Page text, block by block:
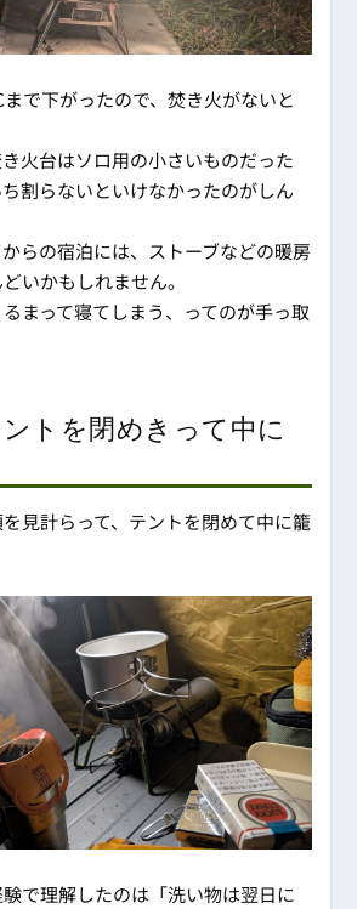
で下がったので、焚き火がないと
火台はソロ用の小さいものだった
割らないといけなかったのがしん
らの宿泊には、ストーブなどの暖房
いかもしれません。
まって寝てしまう、ってのが手っ取
トを閉めきって中に
見計らって、テントを閉めて中に籠
で理解したのは「洗い物は翌日に